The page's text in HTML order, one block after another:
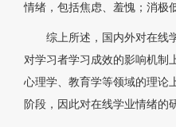
情绪，包括焦虑、羞愧；消极
综上所述，国内外对在线
对学习者学习成效的影响机制
心理学、教育学等领域的理论
阶段，因此对在线学业情绪的